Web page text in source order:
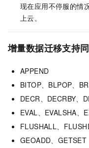
现在应用不停服的情
上云。
增量数据迁移支持
APPEND
BITOP、BLPOP、
DECR、DECRBY、
EVAL、EVALSHA、
FLUSHALL、
GEOADD、GETSET